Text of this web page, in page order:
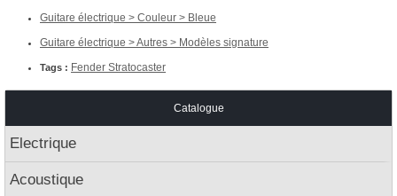
Guitare électrique > Couleur > Bleue
Guitare électrique > Autres > Modèles signature
Tags : Fender Stratocaster
Catalogue
Electrique
Acoustique